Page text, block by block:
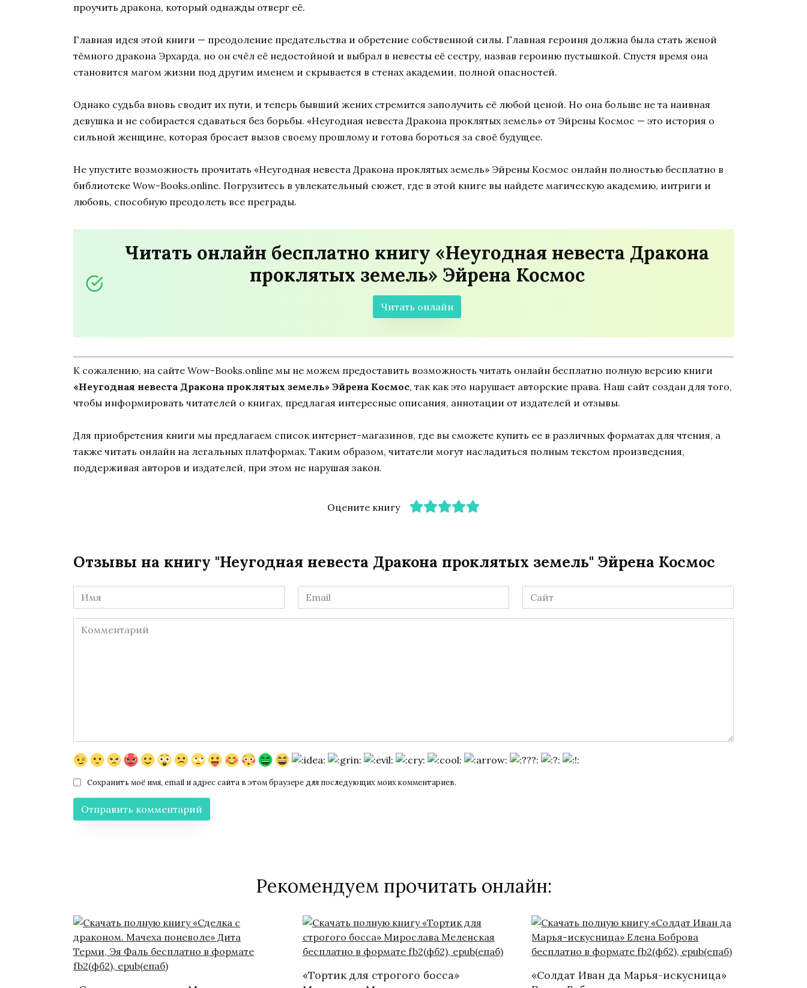
проучить дракона, который однажды отверг её.
Главная идея этой книги — преодоление предательства и обретение собственной силы. Главная героиня должна была стать женой
тёмного дракона Эрхарда, но он счёл её недостойной и выбрал в невесты её сестру, назвав героиню пустышкой. Спустя время она
становится магом жизни под другим именем и скрывается в стенах академии, полной опасностей.
Однако судьба вновь сводит их пути, и теперь бывший жених стремится заполучить её любой ценой. Но она больше не та наивная
девушка и не собирается сдаваться без борьбы. «Неугодная невеста Дракона проклятых земель» от Эйрены Космос — это история о
сильной женщине, которая бросает вызов своему прошлому и готова бороться за своё будущее.
Не упустите возможность прочитать «Неугодная невеста Дракона проклятых земель» Эйрены Космос онлайн полностью бесплатно в
библиотеке Wow-Books.online. Погрузитесь в увлекательный сюжет, где в этой книге вы найдете магическую академию, интриги и
любовь, способную преодолеть все преграды.
Читать онлайн бесплатно книгу «Неугодная невеста Дракона
проклятых земель» Эйрена Космос
Читать онлайн
К сожалению, на сайте Wow-Books.online мы не можем предоставить возможность читать онлайн бесплатно полную версию книги
«Неугодная невеста Дракона проклятых земель» Эйрена Космос, так как это нарушает авторские права. Наш сайт создан для того,
чтобы информировать читателей о книгах, предлагая интересные описания, аннотации от издателей и отзывы.
Для приобретения книги мы предлагаем список интернет-магазинов, где вы сможете купить ее в различных форматах для чтения, а
также читать онлайн на легальных платформах. Таким образом, читатели могут насладиться полным текстом произведения,
поддерживая авторов и издателей, при этом не нарушая закон.
Оцените книгу
Отзывы на книгу "Неугодная невеста Дракона проклятых земель" Эйрена Космос
Имя
*
Email
*
Сайт
Комментарий
Сохранить моё имя, email и адрес сайта в этом браузере для последующих моих комментариев.
Рекомендуем прочитать онлайн:
«Тортик для строгого босса»
«Солдат Иван да Марья-искусница»